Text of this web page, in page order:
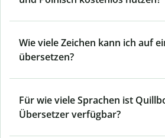
Wie viele Zeichen kann ich auf
übersetzen?
Für wie viele Sprachen ist
Übersetzer verfügbar?